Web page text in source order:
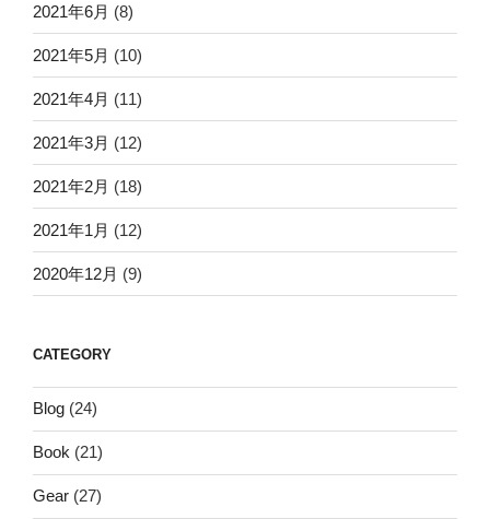
2021年6月 (8)
2021年5月 (10)
2021年4月 (11)
2021年3月 (12)
2021年2月 (18)
2021年1月 (12)
2020年12月 (9)
CATEGORY
Blog (24)
Book (21)
Gear (27)